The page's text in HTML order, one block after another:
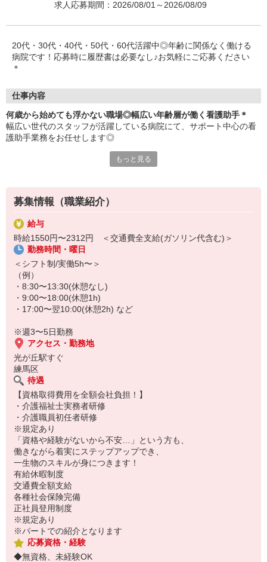
求人応募期間：2026/08/01～2026/08/09
20代・30代・40代・50代・60代活躍中◎年齢に関係なく働ける
病院です！応募時に履歴書は必要なし♪お気軽にご応募ください
＊
仕事内容
何歳から始めても浮かない職場◎幅広い年齢層が働く看護助手＊
幅広い世代のスタッフが活躍している病院にて、サポート中心の看
護助手業務をお任せします◎
・患者さんの生活面の介助
など
厳しい上下関係などはなく、フラットな関係性の職場で、どなたで
もすぐに馴染めます♪
お仕事はシンプルなものばかり！覚えられなくて焦るようなことは
ありません◎
もっと見る
募集情報（職業紹介）
給与
時給1550円〜2312円 ＜交通費全支給(ガソリン代含む)＞
勤務時間・曜日
＜シフト制/実働5h〜＞
（例）
・8:30〜13:30(休憩なし)
・9:00〜18:00(休憩1h)
・17:00〜翌10:00(休憩2h) など
※週3〜5日勤務
アクセス・勤務地
光が丘駅すぐ
練馬区
待遇
【資格取得費用を全額会社負担！】
・介護福祉士実務者研修
・介護職員初任者研修
※規定あり
「資格や経験がないから不安…」という方も、
働きながら着実にステップアップでき、
一生物のスキルが身につきます！
有給休暇制度
交通費全額支給
各種社会保険完備
正社員登用制度
※規定あり
※パートでの紹介となります
応募資格・経験
◆無資格、未経験OK